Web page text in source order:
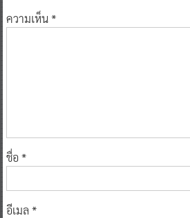
ความเห็น*
ชื่อ *
อีเมล *